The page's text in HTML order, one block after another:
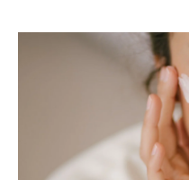
moda & ljepota